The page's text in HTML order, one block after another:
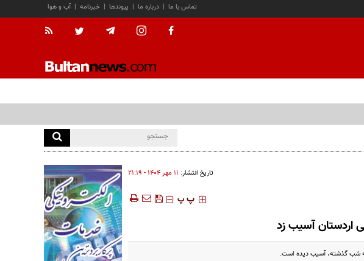
آب و هوا | خبرنامه | پیوندها | درباره ما | تماس با ما
تاریخ انتشار: ۱۱ مهر ۱۴۰۴ - ۲۱:۱۹
‍‍‍ پ پ